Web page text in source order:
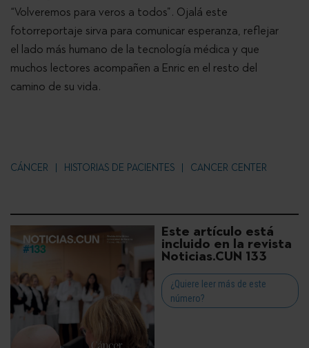
“Volveremos para veros a todos”. Ojalá este
fotorreportaje sirva para comunicar esperanza, reflejar
el lado más humano de la tecnología médica y que
muchos lectores acompañen a Enric en el resto del
camino de su vida.
CÁNCER HISTORIAS DE PACIENTES CANCER CENTER
Este artículo está
incluido en la revista
Noticias.CUN 133
¿Quiere leer más de este
número?